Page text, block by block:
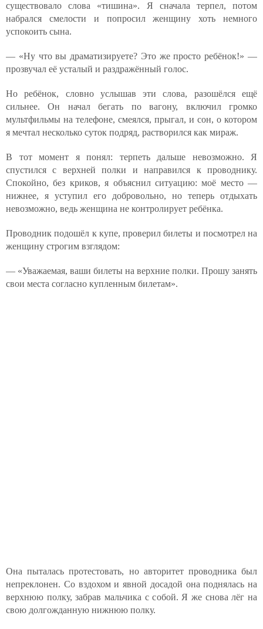
существовало слова «тишина». Я сначала терпел, потом
набрался смелости и попросил женщину хоть немного
успокоить сына.
— «Ну что вы драматизируете? Это же просто ребёнок!» —
прозвучал её усталый и раздражённый голос.
Но ребёнок, словно услышав эти слова, разошёлся ещё
сильнее. Он начал бегать по вагону, включил громко
мультфильмы на телефоне, смеялся, прыгал, и сон, о котором
я мечтал несколько суток подряд, растворился как мираж.
В тот момент я понял: терпеть дальше невозможно. Я
спустился с верхней полки и направился к проводнику.
Спокойно, без криков, я объяснил ситуацию: моё место —
нижнее, я уступил его добровольно, но теперь отдыхать
невозможно, ведь женщина не контролирует ребёнка.
Проводник подошёл к купе, проверил билеты и посмотрел на
женщину строгим взглядом:
— «Уважаемая, ваши билеты на верхние полки. Прошу занять
свои места согласно купленным билетам».
Она пыталась протестовать, но авторитет проводника был
непреклонен. Со вздохом и явной досадой она поднялась на
верхнюю полку, забрав мальчика с собой. Я же снова лёг на
свою долгожданную нижнюю полку.